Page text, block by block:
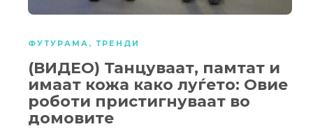
ФУТУРАМА , ТРЕНДИ
(ВИДЕО) Танцуваат, памтат и
имаат кожа како луѓето: Овие
роботи пристигнуваат во
домовите